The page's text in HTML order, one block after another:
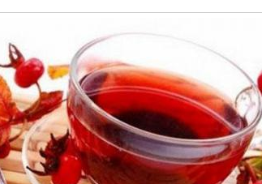
Компот из
Абрикосовый
компот
Компот из
черешни
Компот с
Компот из